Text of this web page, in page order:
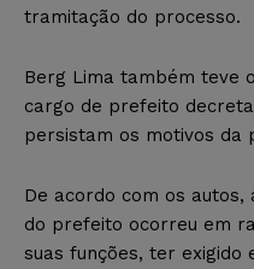
tramitação do processo.
Berg Lima também teve
cargo de prefeito
persistam os motivos da
De acordo com os
do prefeito ocorreu em
suas funções, ter exigido